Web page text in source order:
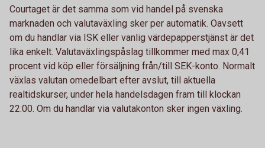
Courtaget är det samma som vid handel på svenska
marknaden och valutaväxling sker per automatik. Oavsett
om du handlar via ISK eller vanlig värdepapperstjänst är det
lika enkelt. Valutaväxlingspåslag tillkommer med max 0,41
procent vid köp eller försäljning från/till SEK-konto. Normalt
växlas valutan omedelbart efter avslut, till aktuella
realtidskurser, under hela handelsdagen fram till klockan
22:00. Om du handlar via valutakonton sker ingen växling.